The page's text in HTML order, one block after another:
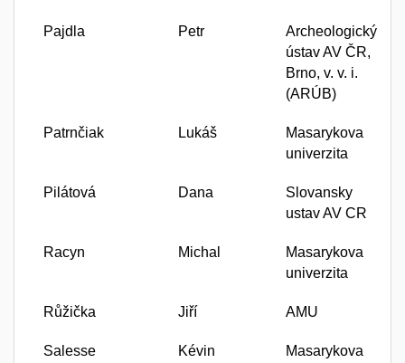
Pajdla Petr
Archeologický
ústav AV ČR,
Brno, v. v. i.
(ARÚB)
Patrnčiak Lukáš
Masarykova
univerzita
Pilátová Dana
Slovansky
ustav AV CR
Racyn Michal
Masarykova
univerzita
Růžička Jiří AMU
Salesse
Kévin
Masarykova